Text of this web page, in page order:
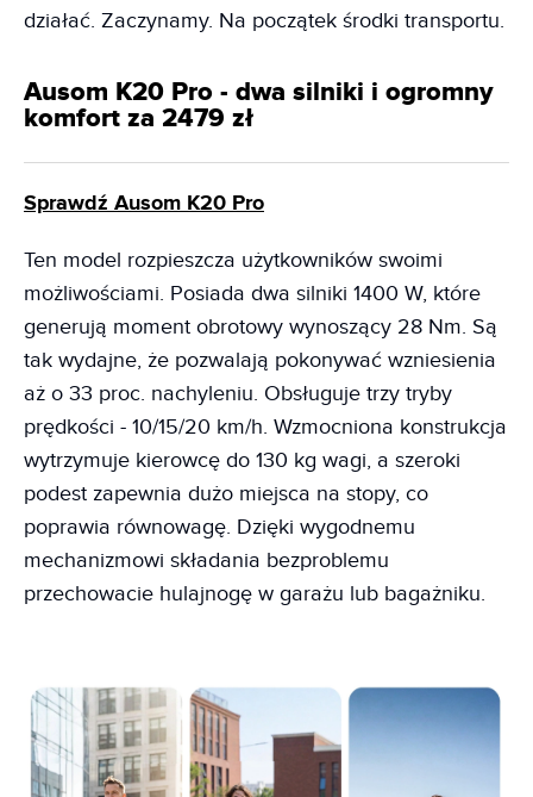
działać. Zaczynamy. Na początek środki transportu.
Ausom K20 Pro - dwa silniki i ogromny
komfort za 2479 zł
Sprawdź Ausom K20 Pro
Ten model rozpieszcza użytkowników swoimi
możliwościami. Posiada dwa silniki 1400 W, które
generują moment obrotowy wynoszący 28 Nm. Są
tak wydajne, że pozwalają pokonywać wzniesienia
aż o 33 proc. nachyleniu. Obsługuje trzy tryby
prędkości - 10/15/20 km/h. Wzmocniona konstrukcja
wytrzymuje kierowcę do 130 kg wagi, a szeroki
podest zapewnia dużo miejsca na stopy, co
poprawia równowagę. Dzięki wygodnemu
mechanizmowi składania bezproblemu
przechowacie hulajnogę w garażu lub bagażniku.